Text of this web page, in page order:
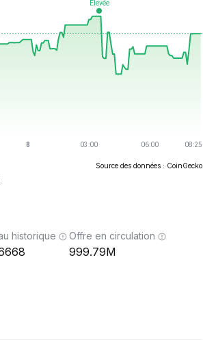
Source des données : CoinGecko
historique Offre en circulation
999.79M